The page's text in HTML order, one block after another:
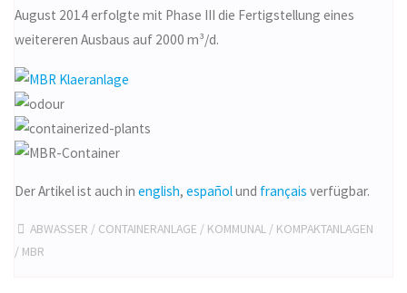
August 2014 erfolgte mit Phase III die Fertigstellung eines
weitereren Ausbaus auf 2000 m³/d.
Der Artikel ist auch inenglish,españolund français verfügbar.
ABWASSER / CONTAINERANLAGE / KOMMUNAL / KOMPAKTANLAGEN
/ MBR